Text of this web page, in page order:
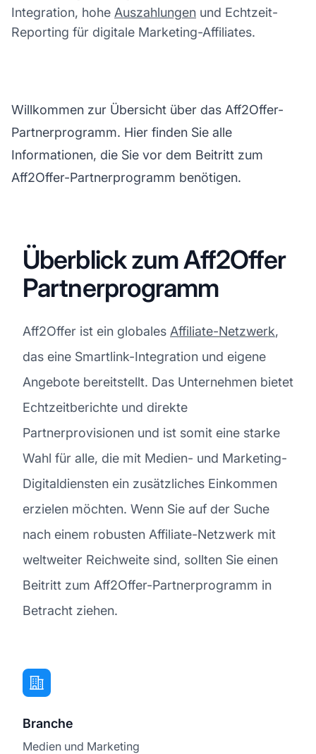
Integration, hohe Auszahlungen und Echtzeit-
Reporting für digitale Marketing-Affiliates.
Willkommen zur Übersicht über das Aff2Offer-
Partnerprogramm. Hier finden Sie alle
Informationen, die Sie vor dem Beitritt zum
Aff2Offer-Partnerprogramm benötigen.
Überblick zum Aff2Offer
Partnerprogramm
Aff2Offer ist ein globales Affiliate-Netzwerk,
das eine Smartlink-Integration und eigene
Angebote bereitstellt. Das Unternehmen bietet
Echtzeitberichte und direkte
Partnerprovisionen und ist somit eine starke
Wahl für alle, die mit Medien- und Marketing-
Digitaldiensten ein zusätzliches Einkommen
erzielen möchten. Wenn Sie auf der Suche
nach einem robusten Affiliate-Netzwerk mit
weltweiter Reichweite sind, sollten Sie einen
Beitritt zum Aff2Offer-Partnerprogramm in
Betracht ziehen.
Branche
Medien und Marketing